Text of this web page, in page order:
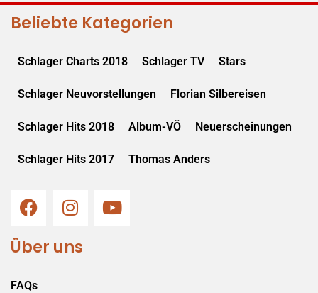
Beliebte Kategorien
Schlager Charts 2018 Schlager TV Stars
Schlager Neuvorstellungen Florian Silbereisen
Schlager Hits 2018 Album-VÖ Neuerscheinungen
Schlager Hits 2017 Thomas Anders
Über uns
FAQs